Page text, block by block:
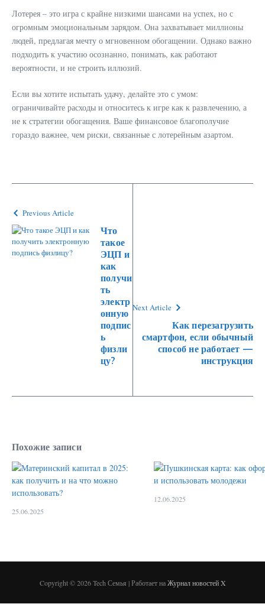
Лотерея – это игра с крайне низкими шансами на успех, но с
огромным эмоциональным зарядом. Она захватывает миллионы
людей, предлагая мечту о мгновенном обогащении. Однако важно
подходить к участию осознанно, понимать, как работают
вероятности, и не строить иллюзий.
Если вы хотите испытать удачу, делайте это с умом:
ограничивайте расходы и относитесь к игре как к развлечению, а
не к стратегии обогащения. Ваше финансовое благополучие
гораздо важнее, чем риски, связанные с лотерейным азартом.
Previous Article
Что
такое
ЭЦП и
как
получи
ть
электр
онную
подпис
ь
физли
цу?
Next Article
Как перезагрузить
смартфон, если обычный
способ не работает —
инструкция
Похожие записи
25.06.2025
12.06.2025
Copyright © 2026 Tech Семья | Работает наЖурнал новостей X